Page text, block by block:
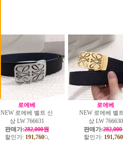
로에베
NEW 로에베 벨트 신
상 LW 766631
판매가:282,000원
할인가: 191,760
로에베
NEW 로에베 벨
상 LW 766630
판매가:
할인가: 191,760